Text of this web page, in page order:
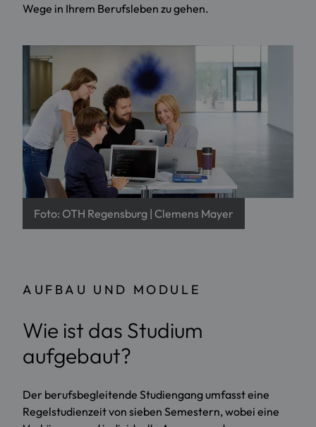
Wege in Ihrem Berufsleben zu gehen.
Foto: OTH Regensburg | Clemens Mayer
AUFBAU UND MODULE
Wie ist das Studium
aufgebaut?
Der berufsbegleitende Studiengang umfasst eine
Regelstudienzeit von sieben Semestern, wobei eine